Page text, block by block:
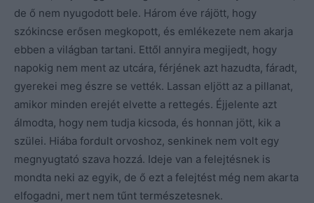
de ő nem nyugodott bele. Három éve rájött, hogy
szókincse erősen megkopott, és emlékezete nem akarja
ebben a világban tartani. Ettől annyira megijedt, hogy
napokig nem ment az utcára, férjének azt hazudta, fáradt,
gyerekei meg észre se vették. Lassan eljött az a pillanat,
amikor minden erejét elvette a rettegés. Éjjelente azt
álmodta, hogy nem tudja kicsoda, és honnan jött, kik a
szülei. Hiába fordult orvoshoz, senkinek nem volt egy
megnyugtató szava hozzá. Ideje van a felejtésnek is
mondta neki az egyik, de ő ezt a felejtést még nem akarta
elfogadni, mert nem tűnt természetesnek.